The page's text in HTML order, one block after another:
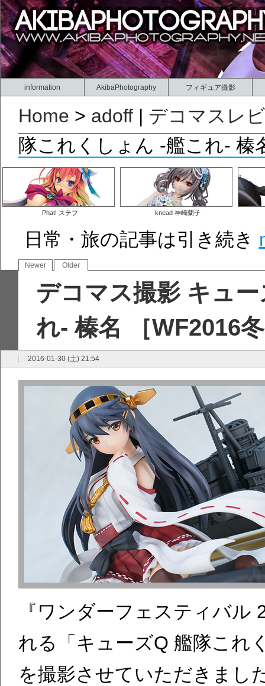
information AkibaPhotography フィギュア撮影
Home > adoff | デコマスレ
隊これくしょん -艦これ- 榛
Phat! ステフ knead 神崎蘭子
日常・旅の記事は引き続き
Newer Older
デコマス撮影 キュ
れ- 榛名 ［WF2016
2016-01-30 (土) 21:54
『ワンダーフェスティバル
れる「キューズQ 艦隊これ
を撮影させていただきまし